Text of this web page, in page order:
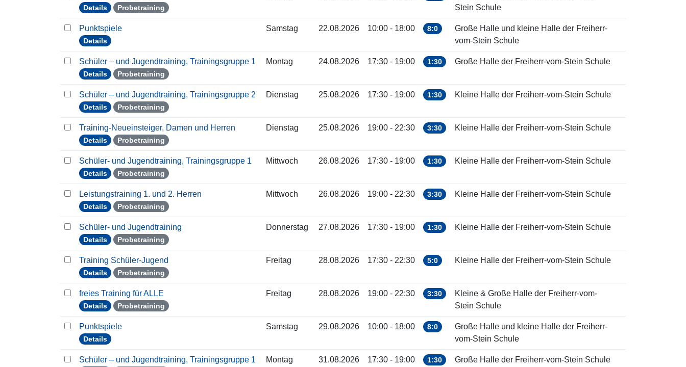
Details Probetraining
Stein Schule
Punktspiele
Details
Samstag 22.08.2026 10:00 - 18:00 8:0
Große Halle und kleine Halle der Freiherr-
vom-Stein Schule
Schüler – und Jugendtraining, Trainingsgruppe 1
Details Probetraining
Montag 24.08.2026 17:30 - 19:00 1:30 Große Halle der Freiherr-vom-Stein Schule
Schüler – und Jugendtraining, Trainingsgruppe 2
Details Probetraining
Dienstag 25.08.2026 17:30 - 19:00 1:30 Kleine Halle der Freiherr-vom-Stein Schule
Training-Neueinsteiger, Damen und Herren
Details Probetraining
Dienstag 25.08.2026 19:00 - 22:30 3:30 Kleine Halle der Freiherr-vom-Stein Schule
Schüler- und Jugendtraining, Trainingsgruppe 1
Details Probetraining
Mittwoch 26.08.2026 17:30 - 19:00 1:30 Kleine Halle der Freiherr-vom-Stein Schule
Leistungstraining 1. und 2. Herren
Details Probetraining
Mittwoch 26.08.2026 19:00 - 22:30 3:30 Kleine Halle der Freiherr-vom-Stein Schule
Schüler- und Jugendtraining
Details Probetraining
Donnerstag 27.08.2026 17:30 - 19:00 1:30 Kleine Halle der Freiherr-vom-Stein Schule
Training Schüler-Jugend
Details Probetraining
Freitag 28.08.2026 17:30 - 22:30 5:0 Kleine Halle der Freiherr-vom-Stein Schule
freies Training für ALLE
Details Probetraining
Freitag 28.08.2026 19:00 - 22:30 3:30
Kleine & Große Halle der Freiherr-vom-
Stein Schule
Punktspiele
Details
Samstag 29.08.2026 10:00 - 18:00 8:0
Große Halle und kleine Halle der Freiherr-
vom-Stein Schule
Schüler – und Jugendtraining, Trainingsgruppe 1 Montag 31.08.2026 17:30 - 19:00 1:30 Große Halle der Freiherr-vom-Stein Schule